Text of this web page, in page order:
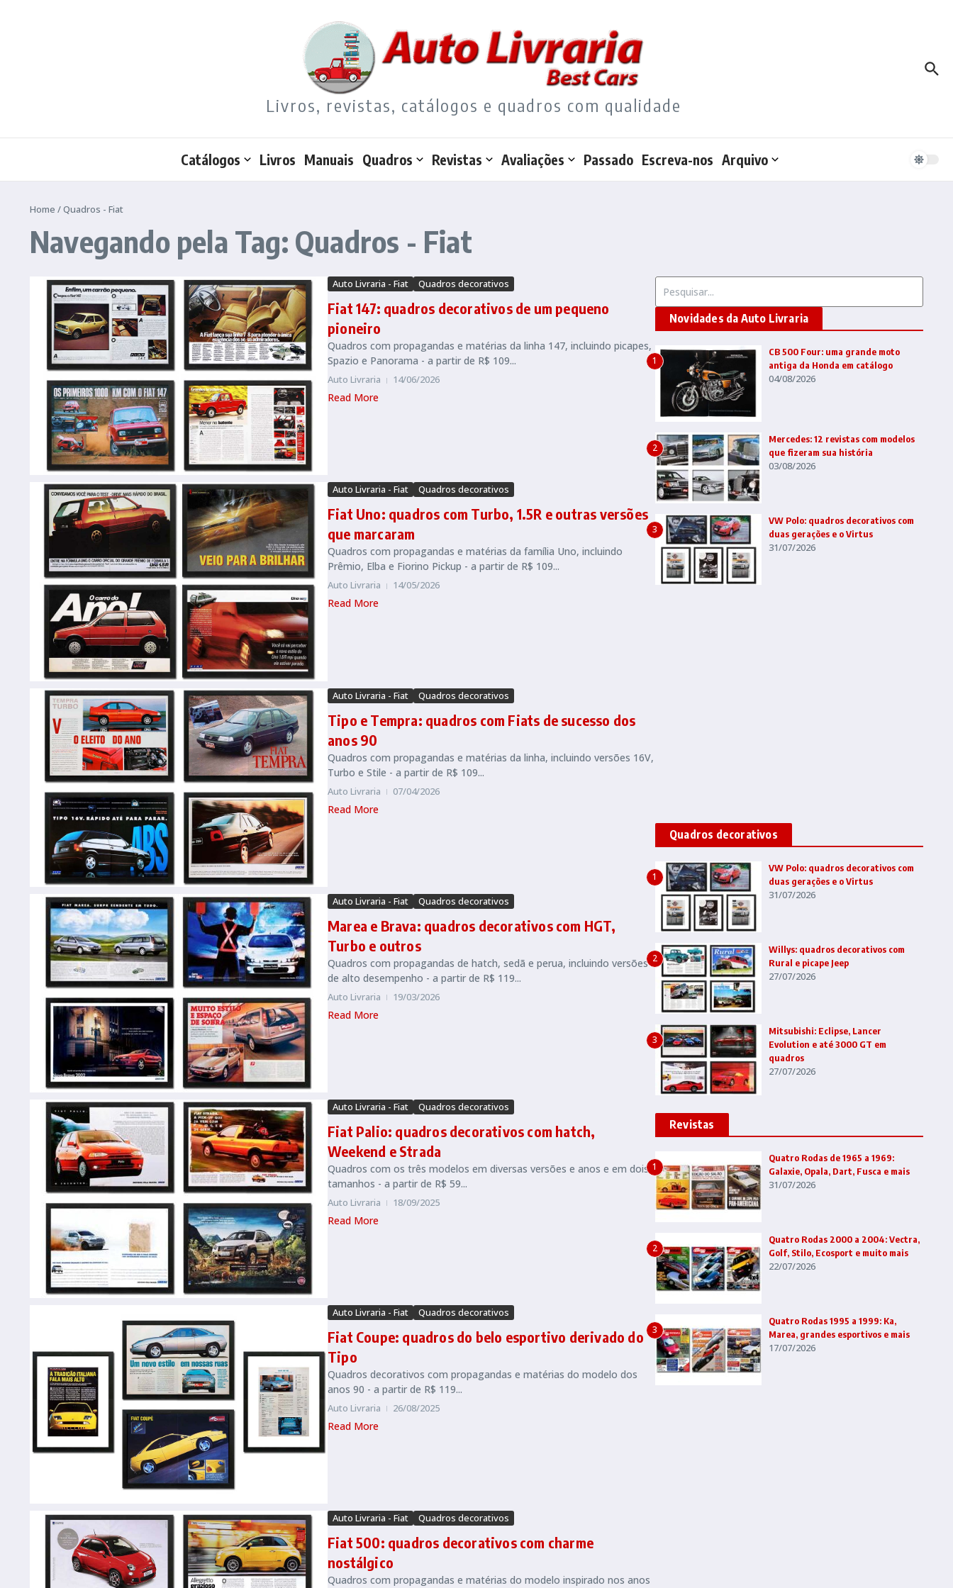
Livros, revistas, catálogos e quadros com qualidade
Catálogos Livros Manuais Quadros Revistas Avaliações Passado Escreva-nos Arquivo
Home /Quadros - Fiat
Navegando pela Tag: Quadros - Fiat
Auto Livraria - Fiat Quadros decorativos
Fiat 147: quadros decorativos de um pequeno
pioneiro
Quadros com propagandas e matérias da linha 147, incluindo picapes,
Spazio e Panorama - a partir de R$ 109...
Auto Livraria 14/06/2026
Read More
Auto Livraria - Fiat Quadros decorativos
Fiat Uno: quadros com Turbo, 1.5R e outras versões
que marcaram
Quadros com propagandas e matérias da família Uno, incluindo
Prêmio, Elba e Fiorino Pickup - a partir de R$ 109...
Auto Livraria 14/05/2026
Read More
Auto Livraria - Fiat Quadros decorativos
Tipo e Tempra: quadros com Fiats de sucesso dos
anos 90
Quadros com propagandas e matérias da linha, incluindo versões 16V,
Turbo e Stile - a partir de R$ 109...
Auto Livraria 07/04/2026
Read More
Auto Livraria - Fiat Quadros decorativos
Marea e Brava: quadros decorativos com HGT,
Turbo e outros
Quadros com propagandas de hatch, sedã e perua, incluindo versões
de alto desempenho - a partir de R$ 119...
Auto Livraria 19/03/2026
Read More
Auto Livraria - Fiat Quadros decorativos
Fiat Palio: quadros decorativos com hatch,
Weekend e Strada
Quadros com os três modelos em diversas versões e anos e em dois
tamanhos - a partir de R$ 59...
Auto Livraria 18/09/2025
Read More
Auto Livraria - Fiat Quadros decorativos
Fiat Coupe: quadros do belo esportivo derivado do
Tipo
Quadros decorativos com propagandas e matérias do modelo dos
anos 90 - a partir de R$ 119...
Auto Livraria 26/08/2025
Read More
Auto Livraria - Fiat Quadros decorativos
Fiat 500: quadros decorativos com charme
nostálgico
Quadros com propagandas e matérias do modelo inspirado nos anos
Novidades da Auto Livraria
1
CB 500 Four: uma grande moto
antiga da Honda em catálogo
04/08/2026
2
Mercedes: 12 revistas com modelos
que fizeram sua história
03/08/2026
3
VW Polo: quadros decorativos com
duas gerações e o Virtus
31/07/2026
Quadros decorativos
1
VW Polo: quadros decorativos com
duas gerações e o Virtus
31/07/2026
2
Willys: quadros decorativos com
Rural e picape Jeep
27/07/2026
3
Mitsubishi: Eclipse, Lancer
Evolution e até 3000 GT em
quadros
27/07/2026
Revistas
1
Quatro Rodas de 1965 a 1969:
Galaxie, Opala, Dart, Fusca e mais
31/07/2026
2
Quatro Rodas 2000 a 2004: Vectra,
Golf, Stilo, Ecosport e muito mais
22/07/2026
3
Quatro Rodas 1995 a 1999: Ka,
Marea, grandes esportivos e mais
17/07/2026